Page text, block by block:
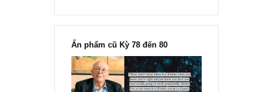
“Đừng sợ mua cổ phiếu dài hạn
chỉ vì chiến tranh”, ngài Philip
Fisher